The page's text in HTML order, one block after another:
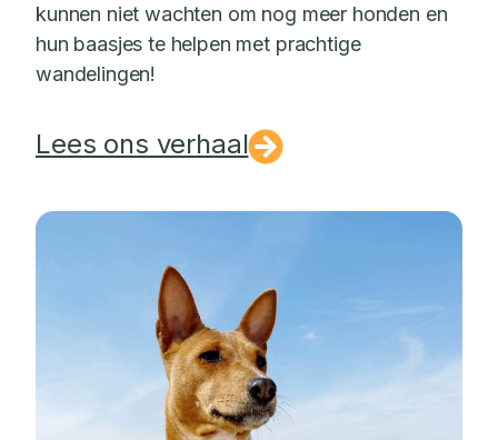
kunnen niet wachten om nog meer honden en
hun baasjes te helpen met prachtige
wandelingen!
Lees ons verhaal